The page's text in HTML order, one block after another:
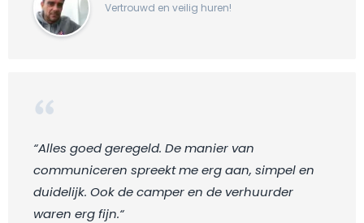
Vertrouwd en veilig huren!
“Alles goed geregeld. De manier van
communiceren spreekt me erg aan, simpel en
duidelijk. Ook de camper en de verhuurder
waren erg fijn.“